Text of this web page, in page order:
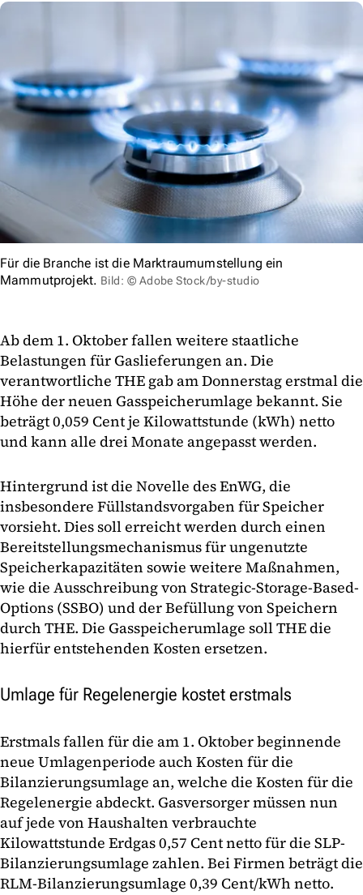
Für die Branche ist die Marktraumumstellung ein
Mammutprojekt. Bild: © Adobe Stock/by-studio
Ab dem 1. Oktober fallen weitere staatliche
Belastungen für Gaslieferungen an. Die
verantwortliche THE gab am Donnerstag erstmal die
Höhe der neuen Gasspeicherumlage bekannt. Sie
beträgt 0,059 Cent je Kilowattstunde (kWh) netto
und kann alle drei Monate angepasst werden.
Hintergrund ist die Novelle des EnWG, die
insbesondere Füllstandsvorgaben für Speicher
vorsieht. Dies soll erreicht werden durch einen
Bereitstellungsmechanismus für ungenutzte
Speicherkapazitäten sowie weitere Maßnahmen,
wie die Ausschreibung von Strategic-Storage-Based-
Options (SSBO) und der Befüllung von Speichern
durch THE. Die Gasspeicherumlage soll THE die
hierfür entstehenden Kosten ersetzen.
Umlage für Regelenergie kostet erstmals
Erstmals fallen für die am 1. Oktober beginnende
neue Umlagenperiode auch Kosten für die
Bilanzierungsumlage an, welche die Kosten für die
Regelenergie abdeckt. Gasversorger müssen nun
auf jede von Haushalten verbrauchte
Kilowattstunde Erdgas 0,57 Cent netto für die SLP-
Bilanzierungsumlage zahlen. Bei Firmen beträgt die
RLM-Bilanzierungsumlage 0,39 Cent/kWh netto.